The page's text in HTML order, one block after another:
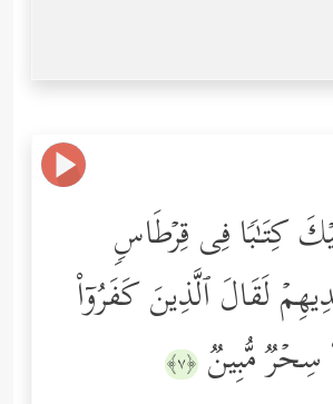
كِتَـٰبࣰا فِی قِرۡطَاسࣲ
لَقَالَ ٱلَّذِینَ كَفَرُوۤاْ
سِحۡرࣱ مُّبِینࣱ ﴿٧﴾